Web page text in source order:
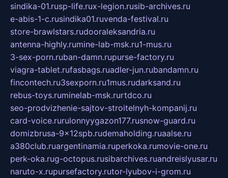
sindika-01.rusp-life.rux-legion.rusib-archives.ru
e-abis-1-c.rusindika01.ruvenda-festival.ru
store-brawlstars.rudooraleksandria.ru
antenna-highly.rumine-lab-msk.ru1-mus.ru
3-sex-porn.ruban-damn.rupurse-factory.ru
viagra-tablet.rufasbags.ruadler-jun.rubandamn.ru
fincontech.ru3sexporn.ru1mus.rudarksand.ru
rebus-toys.ruminelab-msk.rurtdco.ru
seo-prodvizhenie-sajtov-stroitelnyh-kompanij.ru
card-voice.rurulonnyygazon177.rusnow-guard.ru
domizbrusa-9x12spb.rudemaholding.ruaalse.ru
a380club.ruargentinamia.ruperkoka.rumovie-one.ru
perk-oka.rug-octopus.rusibarchives.ruandreislyusar.ru
naruto-x.rupursefactory.rutor-lyubov-i-grom.ru